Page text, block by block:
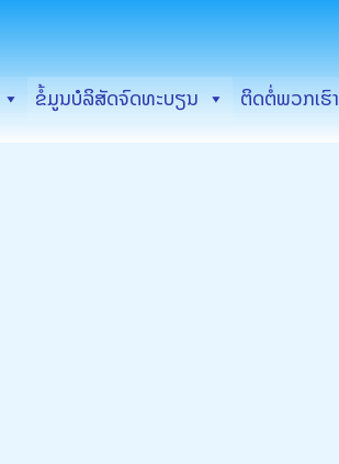
ຂໍ້ມູນບໍລິສັດຈົດທະບຽນ ຕິດຕໍ່ພວກເຮົາ